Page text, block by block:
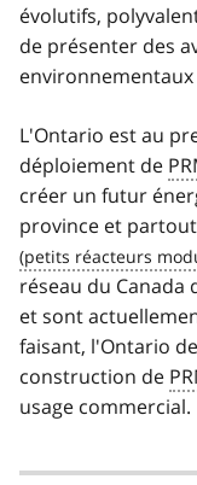
évolutifs,
de présenter des
L'Ontario est au
déploiement de
créer un futur
province et
réseau du
et sont
faisant, l'Ontario
construction de
usage commercial.